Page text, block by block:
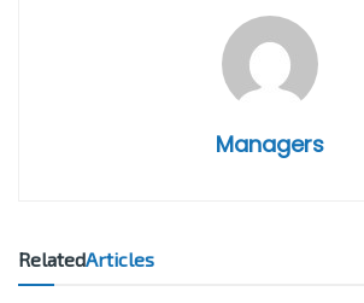
Managers
RelatedArticles